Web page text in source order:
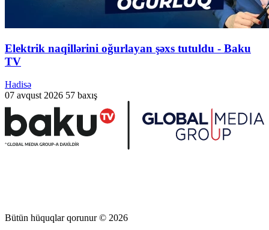
Elektrik naqillərini oğurlayan şəxs tutuldu - Baku
TV
Hadisə
07 avqust 2026 57 baxış
Bütün hüquqlar qorunur © 2026